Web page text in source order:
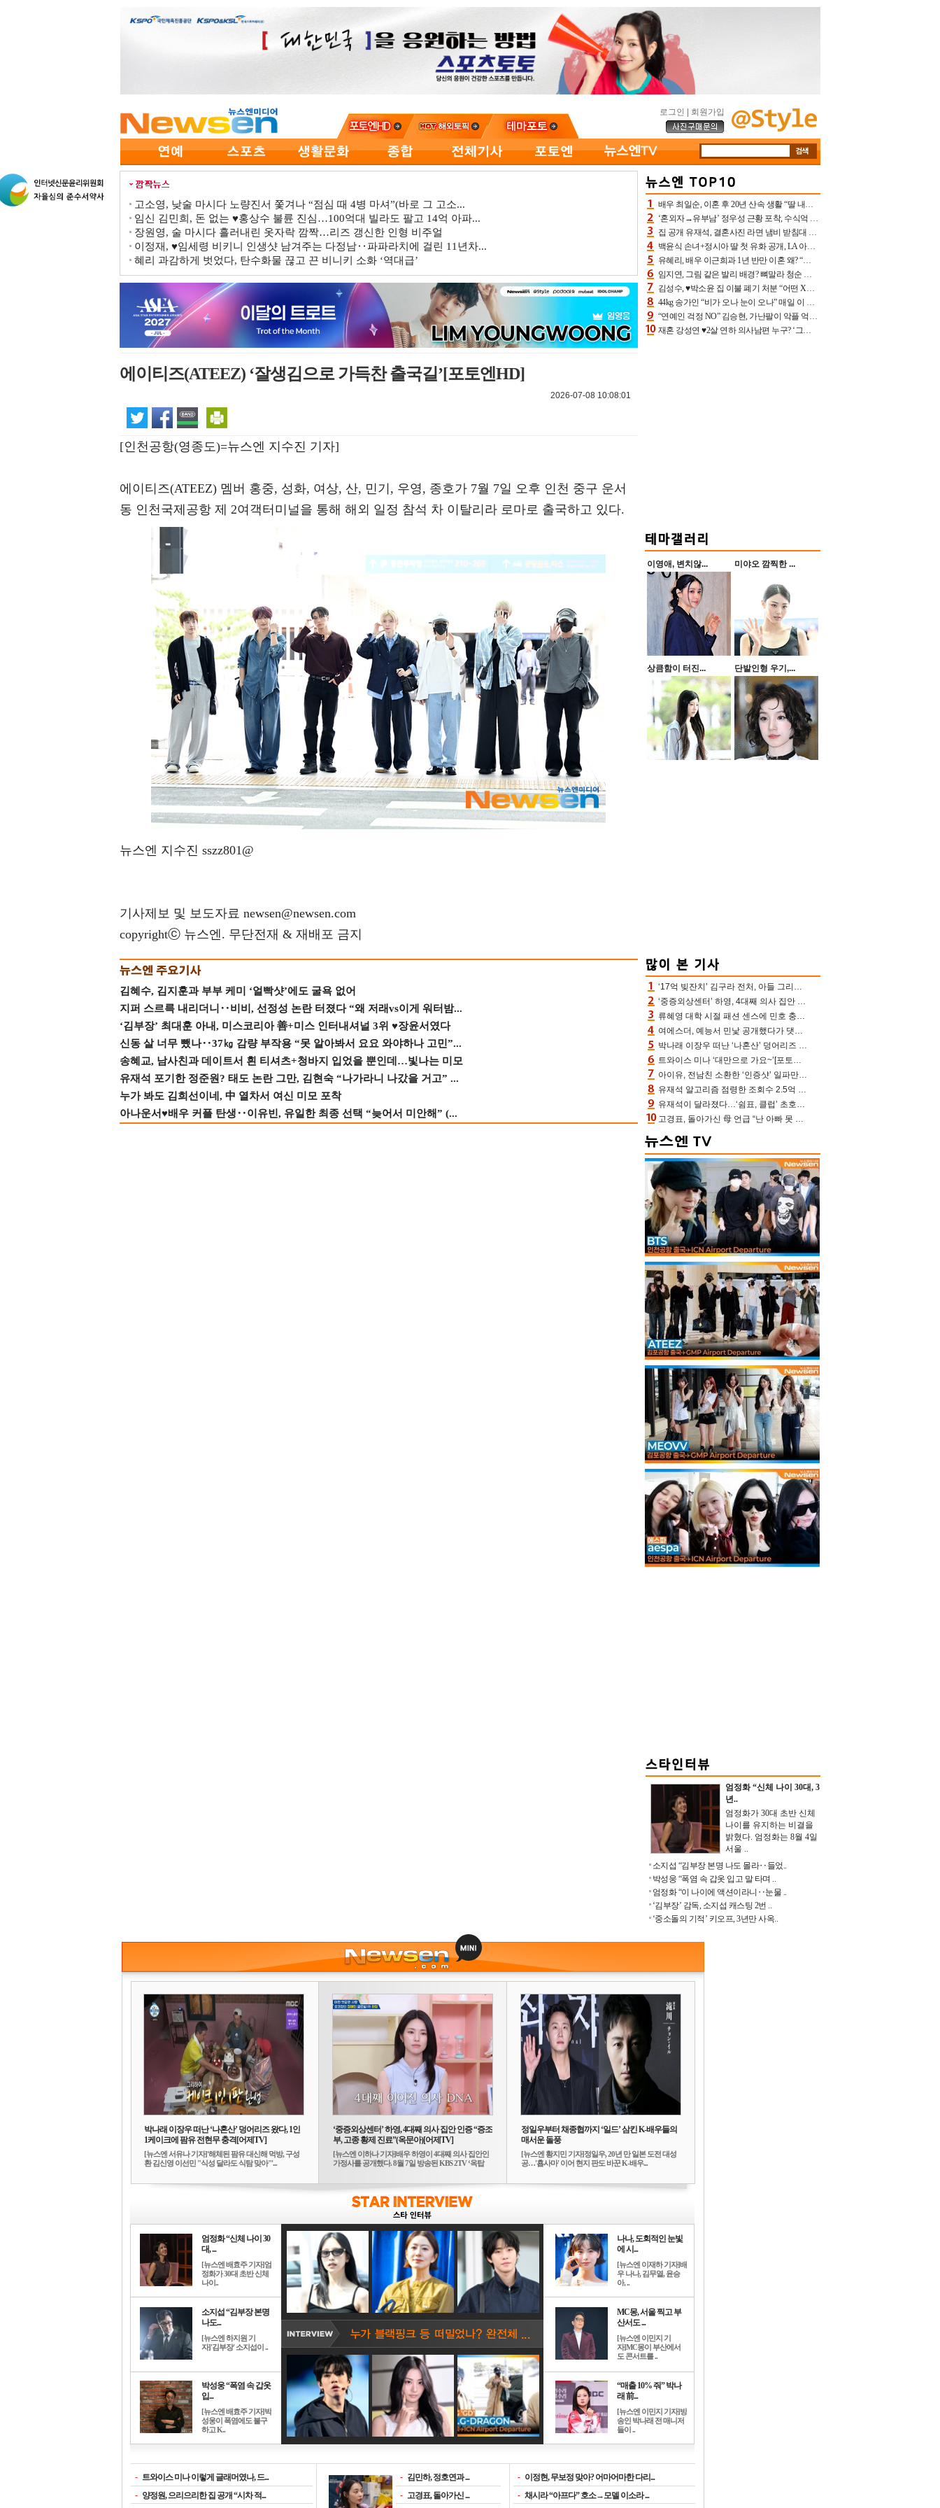
로그인 회원가입
고소영, 낮술 마시다 노량진서 쫓겨나 “점심 때 4병 마셔”(바로 그 고소...
임신 김민희, 돈 없는 ♥홍상수 불륜 진심…100억대 빌라도 팔고 14억 아파...
장원영, 술 마시다 흘러내린 옷자락 깜짝…리즈 갱신한 인형 비주얼
이정재, ♥임세령 비키니 인생샷 남겨주는 다정남‥파파라치에 걸린 11년차...
혜리 과감하게 벗었다, 탄수화물 끊고 끈 비니키 소화 ‘역대급’
에이티즈(ATEEZ) ‘잘생김으로 가득찬 출국길’[포토엔HD]
2026-07-08 10:08:01
[인천공항(영종도)=뉴스엔 지수진 기자]
에이티즈(ATEEZ) 멤버 홍중, 성화, 여상, 산, 민기, 우영, 종호가 7월 7일 오후 인천 중구 운서
동 인천국제공항 제 2여객터미널을 통해 해외 일정 참석 차 이탈리라 로마로 출국하고 있다.
뉴스엔 지수진 sszz801@
기사제보 및 보도자료 newsen@newsen.com
copyrightⓒ 뉴스엔. 무단전재 & 재배포 금지
김혜수, 김지훈과 부부 케미 ‘얼빡샷’에도 굴욕 없어
지퍼 스르륵 내리더니‥비비, 선정성 논란 터졌다 “왜 저래vs이게 워터밤...
‘김부장’ 최대훈 아내, 미스코리아 善+미스 인터내셔널 3위 ♥장윤서였다
신동 살 너무 뺐나‥37㎏ 감량 부작용 “못 알아봐서 요요 와야하나 고민”...
송혜교, 남사친과 데이트서 흰 티셔츠+청바지 입었을 뿐인데…빛나는 미모
유재석 포기한 정준원? 태도 논란 그만, 김현숙 “나가라니 나갔을 거고” ...
누가 봐도 김희선이네, 中 열차서 여신 미모 포착
아나운서♥배우 커플 탄생‥이유빈, 유일한 최종 선택 “늦어서 미안해” (...
배우 최일순, 이혼 후 20년 산속 생활 “딸 내가 버렸다고 원망‥맘 아파”(특종)[어제TV]
‘혼외자→유부남’ 정우성 근황 포착, 수식억 해킹 피해 후배 만났다 “존경하는”
집 공개 유재석, 결혼사진 라면 냄비 받침대 되고 분노‥가족사진도 피해(놀뭐)[어제TV]
백윤식 손녀+정시아 딸 첫 유화 공개, LA 아트쇼→서울국제조각페스타 작가다운 수준급 실력
유혜리, 배우 이근희과 1년 반만 이혼 왜? “식칼 꽂고 의자 던져” 충격 폭로(특종)[어제TV]
임지연, 그림 같은 발리 배경? 뼈말라 청순 비키니 핏에 상대 안 되네
김성수, ♥박소윤 집 이불 폐기 처분 “어떤 X이랑 썼을지 몰라” 질투(신랑수업2)[어제TV]
44kg 송가인 “비가 오나 눈이 오나” 매일 이 운동, 허벅지 근육량 상승+체지방 감소
“연예인 걱정 NO” 김승현, 가난팔이 악플 억울할만‥아내+딸과 日 여행
재혼 강성연 ♥2살 연하 의사남편 누구? ‘그알’ 자문의에 훈남 비주얼 초엘리트 스펙 [종합]
이영애, 변치않... 미야오 깜찍한 ...
상큼함이 터진... 단발인형 우기,...
‘17억 빚잔치’ 김구라 전처, 아들 그리는 “나 뿐인데” 친엄마 챙기는 효심 눈길
‘중증외상센터’ 하영, 4대째 의사 집안 인증 “증조부, 고종 황제 진료”(옥문아)[어제TV]
류혜영 대학 시절 패션 센스에 민호 충격 “레몬색 레깅스에 다리 없는 줄”(나혼산)
여에스더, 예능서 민낯 공개했다가 댓글에 충격 “눈 왜 저렇게 처졌냐고”(에스더TV)
박나래 이장우 떠난 ‘나혼산’ 덩어리즈 왔다, 1인 1케이크에 팜유 전현무 충격[어제TV]
트와이스 미나 ‘대만으로 가요~’[포토엔HD]
아이유, 전남친 소환한 ‘인증샷’ 일파만파 속…남사친 변우석 선물도 남겼나 ‘훈훈’
유재석 알고리즘 점령한 조회수 2.5억 신박한 다비치, 강민경 덩달아 긴장(해투)
유재석이 달라졌다…‘쉼표, 클럽’ 초호화 코스에 주우재도 감탄 (놀면 뭐하니?)
고경표, 돌아가신 母 언급 “난 아빠 못 될 듯” 족보 태운 부친 응원 뭉클(나혼산)
엄정화 “신체 나이 30대, 3
년..
엄정화가 30대 초반 신체
나이를 유지하는 비결을
밝혔다. 엄정화는 8월 4일
서울 ..
소지섭 “김부장 본명 나도 몰라‥들었..
박성웅 “폭염 속 갑옷 입고 말 타며 ..
엄정화 “이 나이에 액션이라니‥눈물 ..
‘김부장’ 감독, 소지섭 캐스팅 2번 ..
‘중소돌의 기적’ 키오프, 3년만 사옥..
박나래 이장우 떠난 ‘나혼산’ 덩어리즈 왔다, 1인
1케이크에 팜유 전현무 충격[어제TV]
[뉴스엔 서유나 기자]'해체된 팜유 대신해 먹방, 구성
환 김신영 이선민 "식성 달라도 식탐 맞아"'...
‘중증외상센터’ 하영, 4대째 의사 집안 인증 “증조
부, 고종 황제 진료”(옥문아)[어제TV]
[뉴스엔 이하나 기자]배우 하영이 4대째 의사 집안인
가정사를 공개했다. 8월 7일 방송된 KBS 2TV ‘옥탑
정일우부터 채종협까지 ‘일드’ 삼킨 K-배우들의
매서운 돌풍
[뉴스엔 황지민 기자]정일우, 20년 만 일본 도전 대성
공…'횹사마' 이어 현지 판도 바꾼 K-배우...
엄정화 “신체 나이 30
대, ...
[뉴스엔 배효주 기자]엄
정화가 30대 초반 신체
나이..
소지섭 “김부장 본명
나도...
[뉴스엔 하지원 기
자]'김부장' 소지섭이 ..
박성웅 “폭염 속 갑옷
입...
[뉴스엔 배효주 기자]박
성웅이 폭염에도 불구
하고 K..
나나, 도회적인 눈빛
에 시...
[뉴스엔 이재하 기자]배
우 나나, 김무열, 윤승
아, ..
MC몽, 서울 찍고 부
산서도 ...
[뉴스엔 이민지 기
자]MC몽이 부산에서
도 콘서트를 ..
“매출 10% 줘” 박나
래 前...
[뉴스엔 이민지 기자]방
송인 박나래 전 매니저
들이 ..
- 트와이스 미나 이렇게 글래머였나, 드...
- 양정원, 으리으리한 집 공개 “시차 적...
- 김민하, 정호연과 ...
- 고경표, 돌아가신 ...
- 이정현, 무보정 맞아? 어마어마한 다리...
- 채시라 “아프다” 호소→모델 이소라 ...